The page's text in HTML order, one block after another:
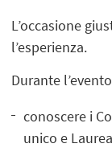
L’occasione
l’esperienza.
Durante
conoscere i
unico e